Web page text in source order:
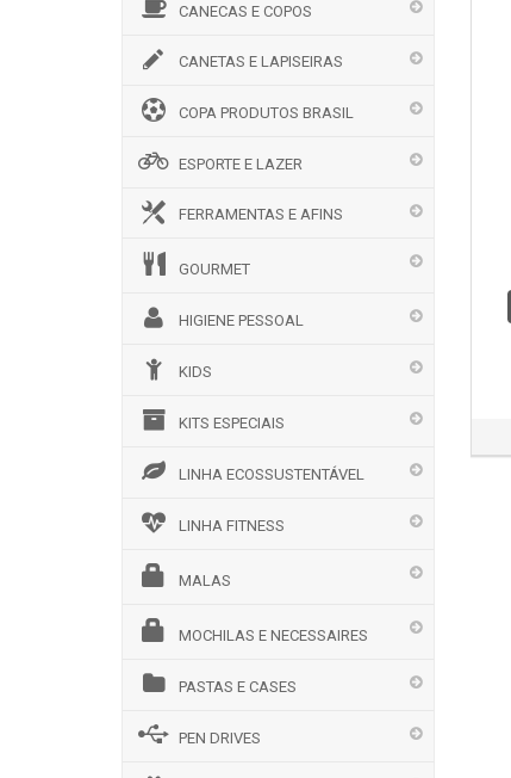
CANECAS E COPOS
CANETAS E LAPISEIRAS
COPA PRODUTOS BRASIL
ESPORTE E LAZER
FERRAMENTAS E AFINS
GOURMET
HIGIENE PESSOAL
KIDS
KITS ESPECIAIS
LINHA ECOSSUSTENTÁVEL
LINHA FITNESS
MALAS
MOCHILAS E NECESSAIRES
PASTAS E CASES
PEN DRIVES